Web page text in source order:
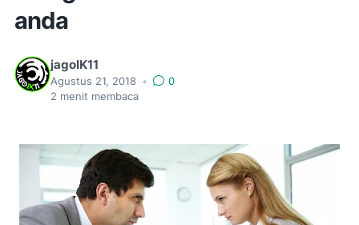
anda
jagoIK11
Agustus 21, 2018 •
0
2 menit membaca